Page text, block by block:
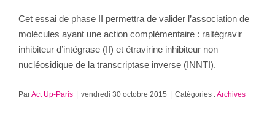
Cet essai de phase II permettra de valider l’association de
molécules ayant une action complémentaire : raltégravir
inhibiteur d’intégrase (II) et étravirine inhibiteur non
nucléosidique de la transcriptase inverse (INNTI).
ParAct Up-Paris | vendredi 30 octobre 2015 | Catégories :Archives